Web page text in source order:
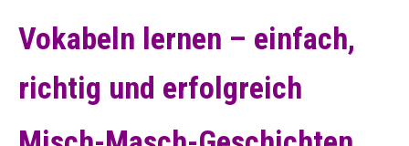
Vokabeln lernen – einfach,
richtig und erfolgreich